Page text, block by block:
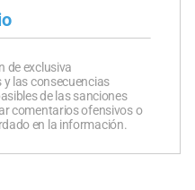
de exclusiva
las consecuencias
de las sanciones
comentarios ofensivos o
en la información.